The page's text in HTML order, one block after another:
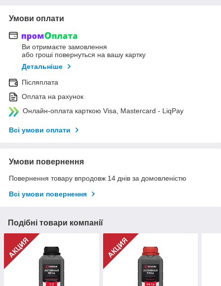
Умови оплати
Ви отримаєте замовлення
або гроші повернуться на вашу картку
Детальніше
Післяплата
Оплата на рахунок
Онлайн-оплата карткою Visa, Mastercard - LiqPay
Всі умови оплати
Умови повернення
Повернення товару впродовж 14 днів за домовленістю
Всі умови повернення
Подібні товари компанії